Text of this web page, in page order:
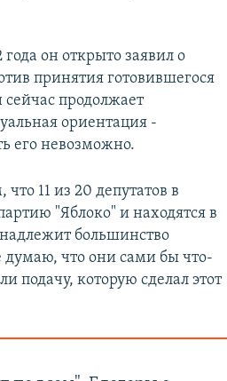
он открыто заявил о
принятия готовившегося
продолжает
ориентация -
его невозможно.
11 из 20 депутатов в
"Яблоко" и находятся в
большинство
думаю, что они сами бы что-
подачу, которую сделал этот